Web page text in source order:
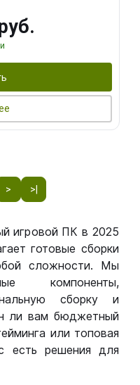
> >|
игровой ПК в 2025
готовые сборки
сложности. Мы
компоненты,
сборку и
ли вам бюджетный
или топовая
решения для